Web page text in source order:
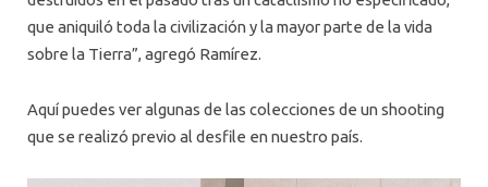
que aniquiló toda la civilización y la mayor parte de la vida
sobre la Tierra”, agregó Ramírez.
Aquí puedes ver algunas de las colecciones de un shooting
que se realizó previo al desfile en nuestro país.